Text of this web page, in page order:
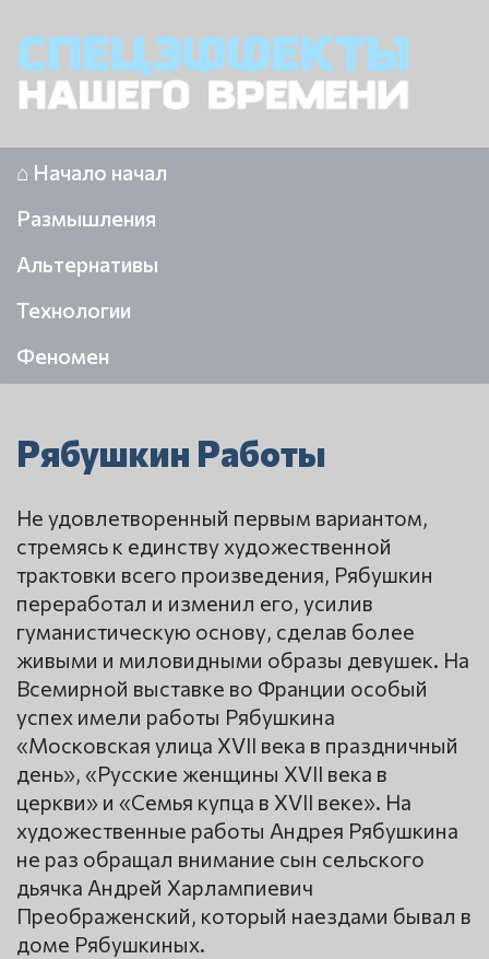
⌂ Начало начал
Размышления
Альтернативы
Технологии
Феномен
Рябушкин Работы
Не удовлетворенный первым вариантом,
стремясь к единству художественной
трактовки всего произведения, Рябушкин
переработал и изменил его, усилив
гуманистическую основу, сделав более
живыми и миловидными образы девушек. На
Всемирной выставке во Франции особый
успех имели работы Рябушкина
«Московская улица XVII века в праздничный
день», «Русские женщины XVII века в
церкви» и «Семья купца в XVII веке». На
художественные работы Андрея Рябушкина
не раз обращал внимание сын сельского
дьячка Андрей Харлампиевич
Преображенский, который наездами бывал в
доме Рябушкиных.